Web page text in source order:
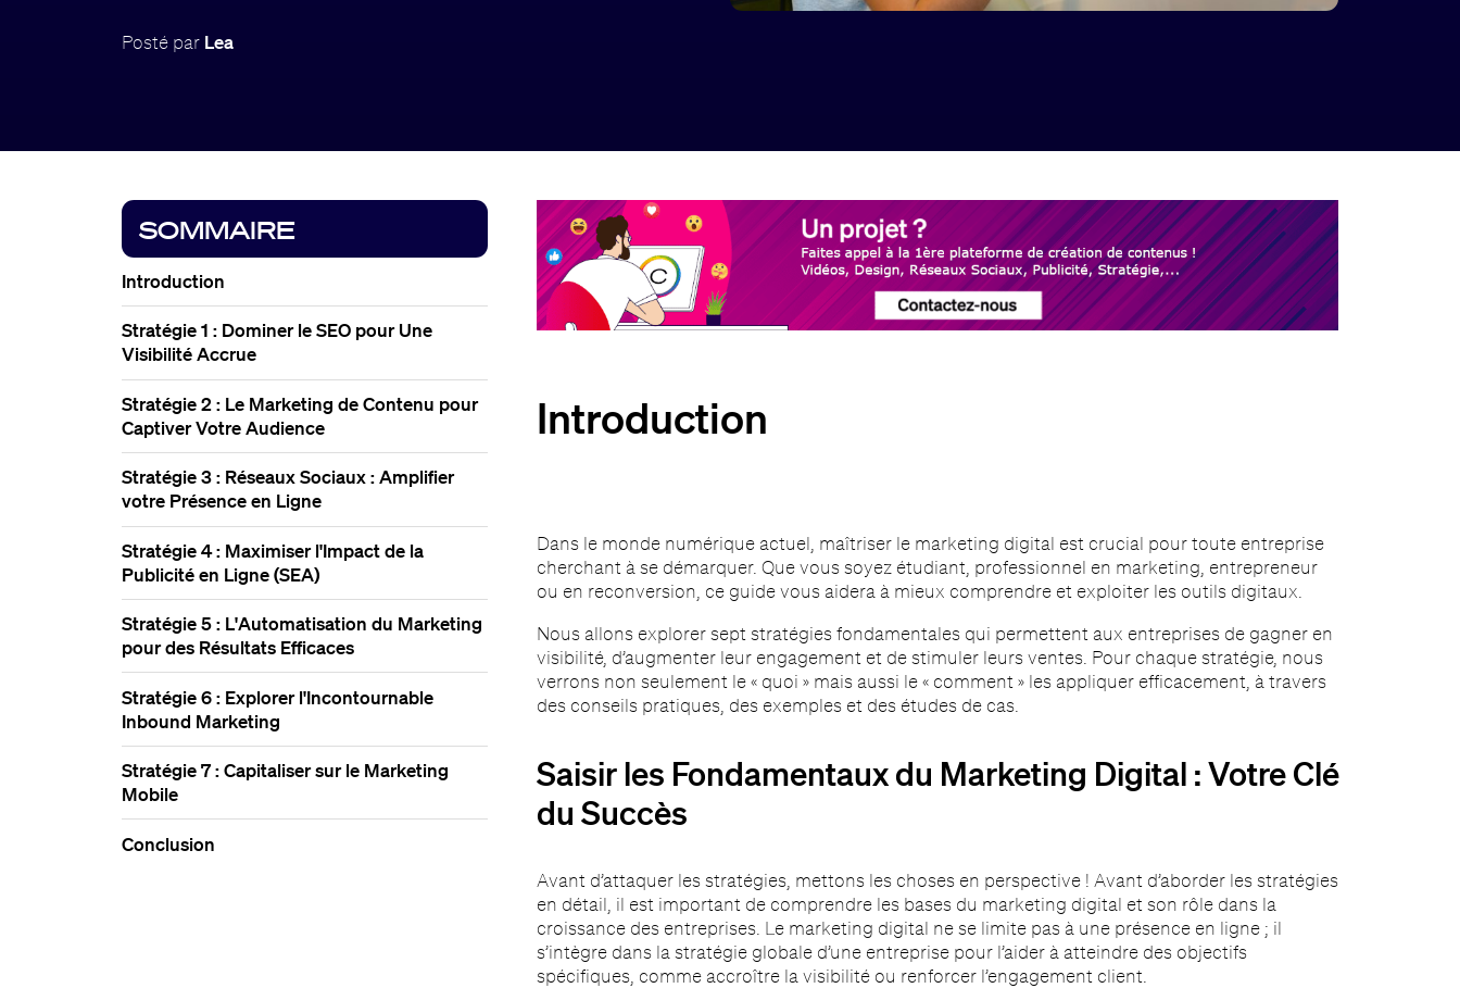
Posté par Lea
SOMMAIRE
Introduction
Stratégie 1 : Dominer le SEO pour Une
Visibilité Accrue
Stratégie 2 : Le Marketing de Contenu pour
Captiver Votre Audience
Stratégie 3 : Réseaux Sociaux : Amplifier
votre Présence en Ligne
Stratégie 4 : Maximiser l'Impact de la
Publicité en Ligne (SEA)
Stratégie 5 : L'Automatisation du Marketing
pour des Résultats Efficaces
Stratégie 6 : Explorer l'Incontournable
Inbound Marketing
Stratégie 7 : Capitaliser sur le Marketing
Mobile
Conclusion
Introduction
Dans le monde numérique actuel, maîtriser le marketing digital est crucial pour toute entreprise
cherchant à se démarquer. Que vous soyez étudiant, professionnel en marketing, entrepreneur
ou en reconversion, ce guide vous aidera à mieux comprendre et exploiter les outils digitaux.
Nous allons explorer sept stratégies fondamentales qui permettent aux entreprises de gagner en
visibilité, d’augmenter leur engagement et de stimuler leurs ventes. Pour chaque stratégie, nous
verrons non seulement le « quoi » mais aussi le « comment » les appliquer efficacement, à travers
des conseils pratiques, des exemples et des études de cas.
Saisir les Fondamentaux du Marketing Digital : Votre Clé
du Succès
Avant d’attaquer les stratégies, mettons les choses en perspective ! Avant d’aborder les stratégies
en détail, il est important de comprendre les bases du marketing digital et son rôle dans la
croissance des entreprises. Le marketing digital ne se limite pas à une présence en ligne ; il
s’intègre dans la stratégie globale d’une entreprise pour l’aider à atteindre des objectifs
spécifiques, comme accroître la visibilité ou renforcer l’engagement client.